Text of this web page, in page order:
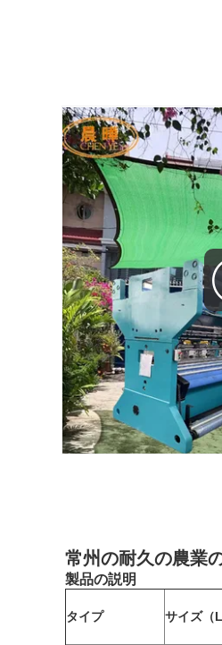
常州の耐久の農業
製品の説明
タイプ サイズ（